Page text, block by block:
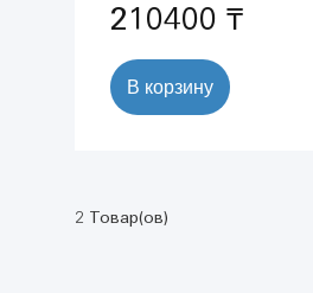
210400 ₸
В корзину
2 Товар(ов)